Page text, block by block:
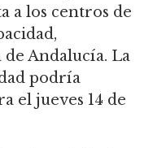
a los centros de
Andalucía. La
podría
el jueves 14 de